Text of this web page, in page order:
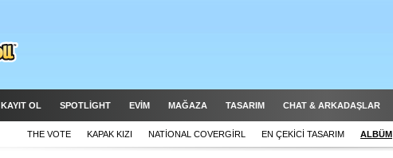
KAYIT OL SPOTLIGHT EVİM MAĞAZA TASARIM CHAT & ARKADAŞLAR
THE VOTE KAPAK KIZI NATIONAL COVERGIRL EN ÇEKICI TASARIM ALBÜM